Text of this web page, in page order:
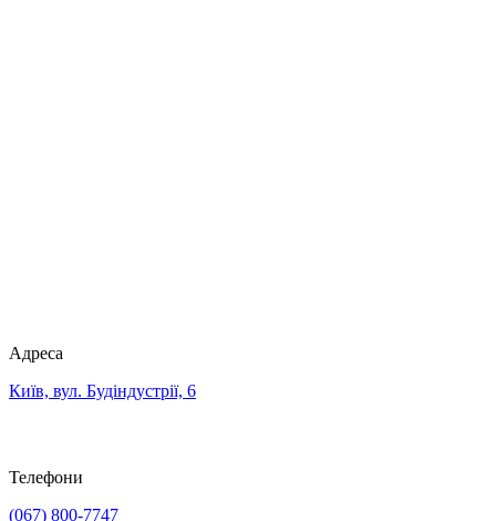
Адреса
Київ, вул. Будіндустрії, 6
Телефони
(067) 800-7747